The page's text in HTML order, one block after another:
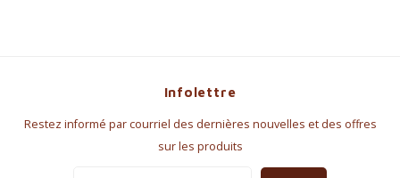
Infolettre
Restez informé par courriel des dernières nouvelles et des offres
sur les produits